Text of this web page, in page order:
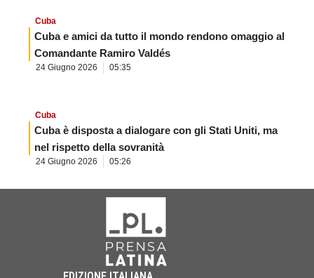
Cuba
Cuba e amici da tutto il mondo rendono omaggio al
Comandante Ramiro Valdés
24 Giugno 2026 05:35
Cuba
Cuba è disposta a dialogare con gli Stati Uniti, ma
nel rispetto della sovranità
24 Giugno 2026 05:26